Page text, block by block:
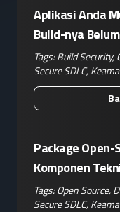
Aplikasi Anda
Build-nya
Tags:Build Security,
Secure SDLC,
Package Open-
Komponen
Adalah
Tags:Open Source,
Secure SDLC,